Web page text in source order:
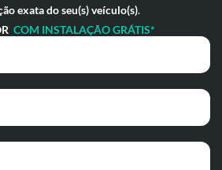
exata do seu(s) veículo(s).
COM INSTALAÇÃO GRÁTIS*